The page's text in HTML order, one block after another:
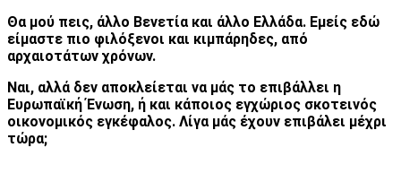
Θα μού πεις, άλλο Βενετία και άλλο Ελλάδα. Εμείς εδώ
είμαστε πιο φιλόξενοι και κιμπάρηδες, από
αρχαιοτάτων χρόνων.
Ναι, αλλά δεν αποκλείεται να μάς το επιβάλλει η
Ευρωπαϊκή Ένωση, ή και κάποιος εγχώριος σκοτεινός
οικονομικός εγκέφαλος. Λίγα μάς έχουν επιβάλει μέχρι
τώρα;